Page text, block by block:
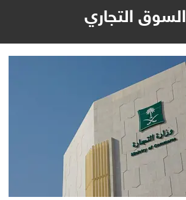
السوق التجاري